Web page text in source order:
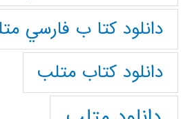
دانلود كتا ب فارسي
دانلود كتاب متلب